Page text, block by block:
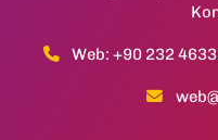
Web: +90 232